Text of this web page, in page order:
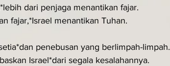
dari penjaga menantikan fajar.
fajar,*Israel menantikan Tuhan.
penebusan yang berlimpah-limpah.
Israel*dari segala kesalahannya.